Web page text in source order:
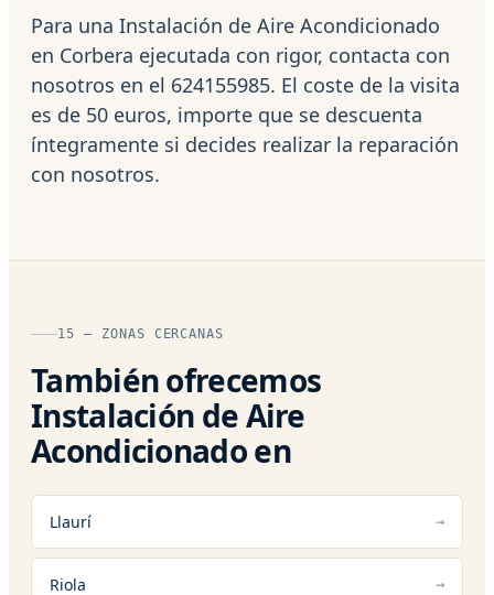
Para una Instalación de Aire Acondicionado
en Corbera ejecutada con rigor, contacta con
nosotros en el 624155985. El coste de la visita
es de 50 euros, importe que se descuenta
íntegramente si decides realizar la reparación
con nosotros.
15 — ZONAS CERCANAS
También ofrecemos
Instalación de Aire
Acondicionado en
Llaurí
Riola